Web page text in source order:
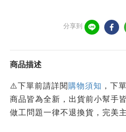
分享到
商品描述
⚠️下單前請詳閱 購物須知 ，下
商品皆為全新，出貨前小幫手
做工問題一律不退換貨，完美